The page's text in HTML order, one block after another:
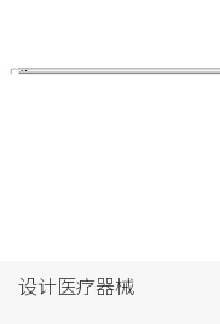
中国前五医疗企业深圳就
有限公司、深圳华大基因
可见深圳医疗企业实力强
设计医疗器械